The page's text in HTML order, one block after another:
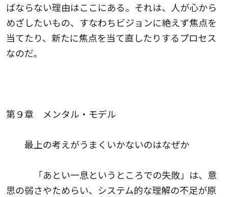
ばならない理由はここにある。それは、人が心から
めざしたいもの、すなわちビジョンに絶えず焦点を
当てたり、新たに焦点を当て直したりするプロセス
なのだ。
第９章 メンタル・モデル
最上の考えがうまくいかないのはなぜか
「あとい一息というところでの失敗」は、意
思の弱さやためらい、システム的な理解の不足が原